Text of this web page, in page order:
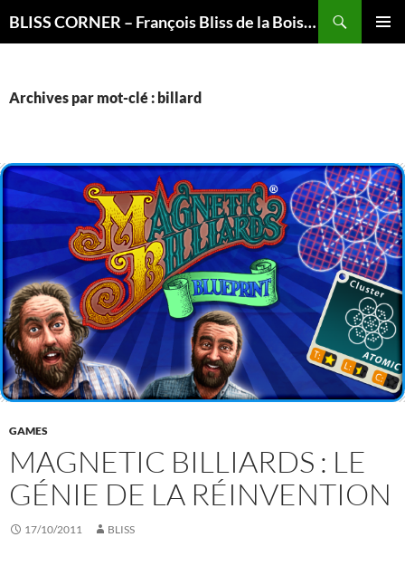
BLISS CORNER – François Bliss de la Boissière is here
Archives par mot-clé : billard
GAMES
MAGNETIC BILLIARDS : LE
GÉNIE DE LA RÉINVENTION
17/10/2011 BLISS